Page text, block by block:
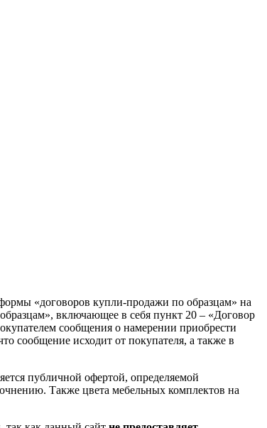
«договоров купли-продажи по образцам» на
включающее в себя пункт 20 – «Договор
сообщения о намерении приобрести
сообщение исходит от покупателя, а также в
публичной офертой, определяемой
Также цвета мебельных комплектов на